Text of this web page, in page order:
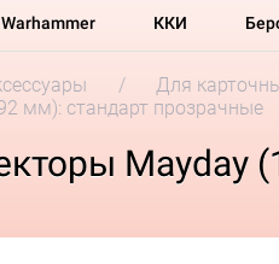
Warhammer ККИ
Для
мм): стандарт прозрачные
Mayday